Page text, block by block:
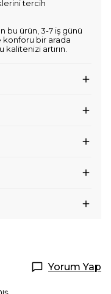
tercih
bu ürün, 3-7 iş günü
konforu bir arada
artırın.
Yorum Yap